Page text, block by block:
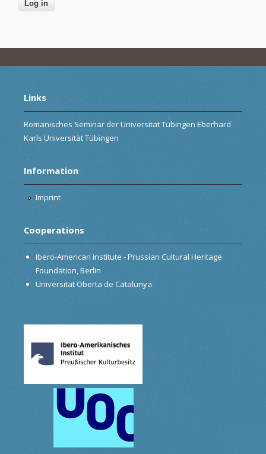
Links
Romanisches Seminar der Universität Tübingen Eberhard
Karls Universität Tübingen
Information
Imprint
Cooperations
Ibero-American Institute - Prussian Cultural Heritage
Foundation, Berlin
Universitat Oberta de Catalunya